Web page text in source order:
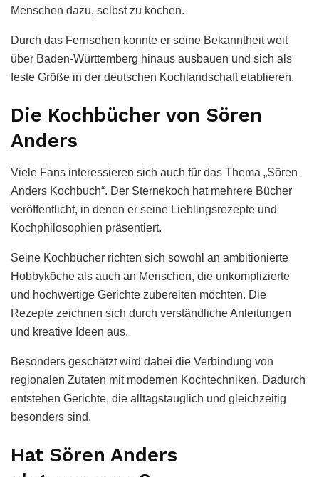
Menschen dazu, selbst zu kochen.
Durch das Fernsehen konnte er seine Bekanntheit weit
über Baden-Württemberg hinaus ausbauen und sich als
feste Größe in der deutschen Kochlandschaft etablieren.
Die Kochbücher von Sören
Anders
Viele Fans interessieren sich auch für das Thema „Sören
Anders Kochbuch“. Der Sternekoch hat mehrere Bücher
veröffentlicht, in denen er seine Lieblingsrezepte und
Kochphilosophien präsentiert.
Seine Kochbücher richten sich sowohl an ambitionierte
Hobbyköche als auch an Menschen, die unkomplizierte
und hochwertige Gerichte zubereiten möchten. Die
Rezepte zeichnen sich durch verständliche Anleitungen
und kreative Ideen aus.
Besonders geschätzt wird dabei die Verbindung von
regionalen Zutaten mit modernen Kochtechniken. Dadurch
entstehen Gerichte, die alltagstauglich und gleichzeitig
besonders sind.
Hat Sören Anders